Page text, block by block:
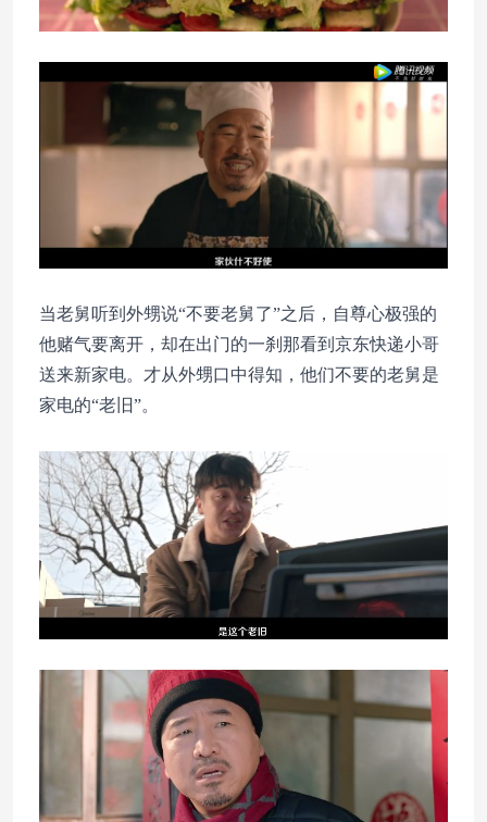
当老舅听到外甥说“不要老舅了”之后，自尊心极强的
他赌气要离开，却在出门的一刹那看到京东快递小哥
送来新家电。才从外甥口中得知，他们不要的老舅是
家电的“老旧”。